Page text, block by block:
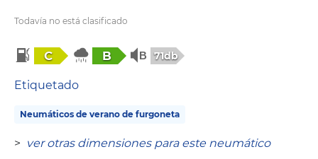
Todavía no está clasificado
C B 71db
Etiquetado
Neumáticos de verano de furgoneta
> ver otras dimensiones para este neumático